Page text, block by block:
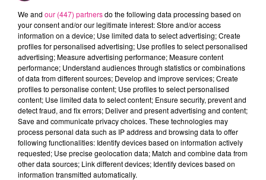
encore, � prot�ger la nature.
Autres r�gles que les arr�t�s
peuvent obliger � respecter :�
"È� se placer � une certaine
distance d'un fleuriste�
"È� ne pas installer un ou des
�tals�
We and our (447) partnersdo the following data processing based on
your consent and/or our legitimate interest: Store and/or access
information on a device; Use limited data to select advertising; Create
profiles for personalised advertising; Use profiles to select personalised
advertising; Measure advertising performance; Measure content
performance; Understand audiences through statistics or combinations
of data from different sources; Develop and improve services; Create
profiles to personalise content; Use profiles to select personalised
content; Use limited data to select content; Ensure security, prevent and
detect fraud, and fix errors; Deliver and present advertising and content;
Save and communicate privacy choices. These technologies may
process personal data such as IP address and browsing data to offer
following functionalities: Identify devices based on information actively
requested; Use precise geolocation data; Match and combine data from
other data sources; Link different devices; Identify devices based on
information transmitted automatically.